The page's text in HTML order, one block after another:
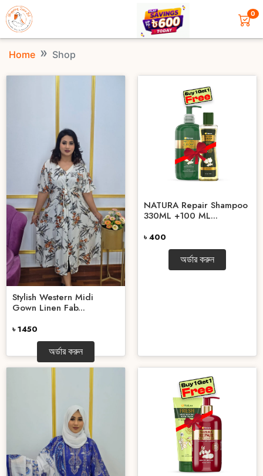
0
Home Shop
Stylish Western Midi
Gown Linen Fab...
৳ 1450
অর্ডার করুন
NATURA Repair Shampoo
330ML +100 ML...
৳ 400
অর্ডার করুন